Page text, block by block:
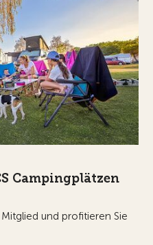
Campingplätzen
und profitieren Sie